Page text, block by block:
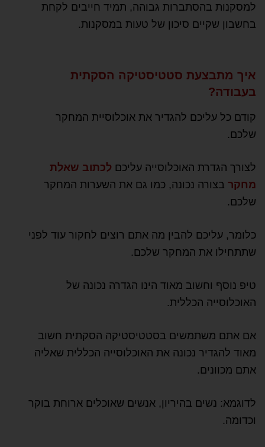
למסקנות בהסתברות גבוהה, תמיד חייבים לקחת
בחשבון שקיים סיכון של טעות במסקנות.
איך מתבצעת סטטיסטיקה הסקתית
בעבודה?
קודם כל עליכם להגדיר את אוכלוסיית המחקר
שלכם.
לצורך הגדרת האוכלוסייה עליכם לכתוב שאלת
מחקר בצורה נכונה, כמו גם את השערות המחקר
שלכם.
כלומר, עליכם להבין מה אתם רוצים לחקור עוד לפני
שתתחילו את המחקר שלכם.
טיפ נוסף וחשוב מאוד הינו הגדרה נכונה של
האוכלוסייה הכללית.
אם אתם משתמשים בסטטיסטיקה הסקתית חשוב
מאוד להגדיר נכונה את האוכלוסייה הכללית שאליה
אתם מכוונים.
לדוגמא: נשים בהיריון, אנשים שאוכלים ארוחת בוקר
וכדומה.